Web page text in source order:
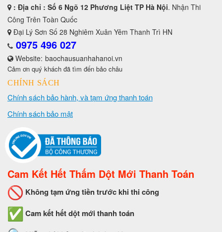
: Địa chỉ : Số 6 Ngõ 12 Phương Liệt TP Hà Nội. Nhận Thi
Công Trên Toàn Quốc
Đại Lý Sơn Số 28 Nghiêm Xuân Yêm Thanh Trì HN
0975 496 027
Website: baochausuanhahanoi.vn
Cảm ơn quý khách đã tìm đến bảo châu
CHÍNH SÁCH
Chính sách bảo hành, và tạm ứng thanh toán
Chính sách bảo mật
Cam Kết Hết Thấm Dột Mới Thanh Toán
Không tạm ứng tiền trước khi thi công
Cam kết hết dột mới thanh toán